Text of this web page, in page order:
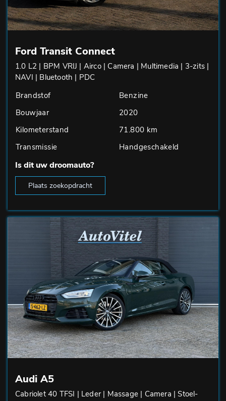
Ford Transit Connect
1.0 L2 | BPM VRIJ | Airco | Camera | Multimedia | 3-zits |
NAVI | Bluetooth | PDC
Brandstof
Benzine
Bouwjaar
2020
Kilometerstand
71.800 km
Transmissie
Handgeschakeld
Is dit uw droomauto?
Plaats zoekopdracht
Audi A5
Cabriolet 40 TFSI | Leder | Massage | Camera | Stoel-